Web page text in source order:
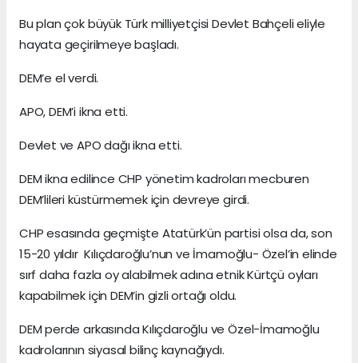
Bu plan çok büyük Türk milliyetçisi Devlet Bahçeli eliyle
hayata geçirilmeye başladı.
DEM’e el verdi.
APO, DEM’i ikna etti.
Devlet ve APO dağı ikna etti.
DEM ikna edilince CHP yönetim kadroları mecburen
DEM’lileri küstürmemek için devreye girdi.
CHP esasında geçmişte Atatürk’ün partisi olsa da, son
15-20 yıldır Kılıçdaroğlu’nun ve İmamoğlu- Özel’in elinde
sırf daha fazla oy alabilmek adına etnik Kürtçü oyları
kapabilmek için DEM’in gizli ortağı oldu.
DEM perde arkasında Kılıçdaroğlu ve Özel-İmamoğlu
kadrolarının siyasal bilinç kaynağıydı.